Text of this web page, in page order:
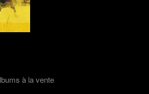
à la vente